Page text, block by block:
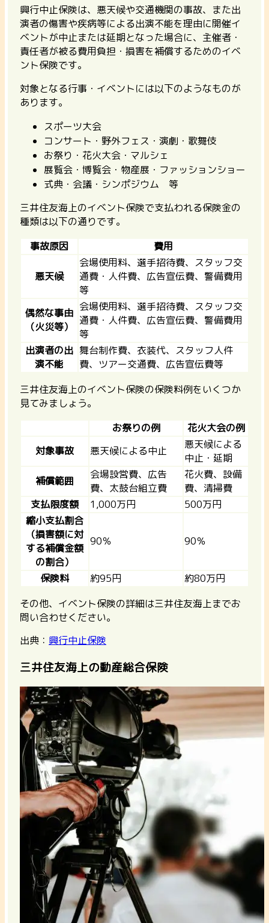
興行中止保険は、 悪天候や交通機関の事故、また出
演者の傷害や疾病等による出演不能を理由に開催イ
ベントが中止または延期となった場合に、主催者・
責任者が被る費用負担・損害を補償するためのイベ
ント保険です。
対象となる行事・イベントには以下のようなものが
あります。
スポーツ大会
コンサート・野外フェス・演劇・歌舞伎
お祭り・花火大会・マルシェ
展覧会・博覧会・物産展・ファッションショー
式典・会議・シンポジウム 等
三井住友海上のイベント保険で支払われる保険金の
種類は以下の通りです。
事故原因
費用
悪天候
会場使用料、選手招待費、スタッフ交
通費・人件費、広告宣伝費、警備費用
等
偶然な事由
（火災等）
会場使用料、選手招待費、スタッフ交
通費・人件費、広告宣伝費、警備費用
等
出演者の出
演不能
舞台制作費、衣装代、スタッフ人件
費、ツアー交通費、広告宣伝費等
三井住友海上のイベント保険の保険料例をいくつか
見てみましょう。
お祭りの例
花火大会の例
対象事故
悪天候による中止
悪天候による
中止・延期
補償範囲
会場設営費、広告
費、太鼓台組立費
花火費、設備
費、清掃費
支払限度額
1,000万円
500万円
縮小支払割合
（損害額に対
する補償金額
の割合）
90％ 90％
保険料 約95円
約80万円
その他、イベント保険の詳細は三井住友海上までお
問い合わせください。
出典： 興行中止保険
三井住友海上の動産総合保険